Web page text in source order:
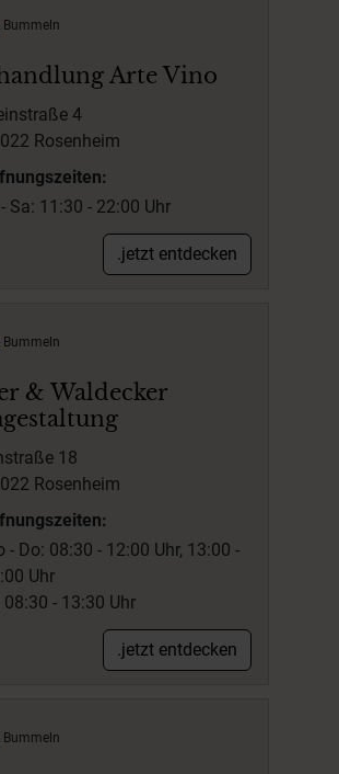
Bummeln
Arte Vino
4
Rosenheim
Sa: 11:30 - 22:00 Uhr
.jetzt entdecken
Bummeln
& Waldecker
18
Rosenheim
- Do: 08:30 - 12:00 Uhr, 13:00 -
Uhr
08:30 - 13:30 Uhr
.jetzt entdecken
Bummeln